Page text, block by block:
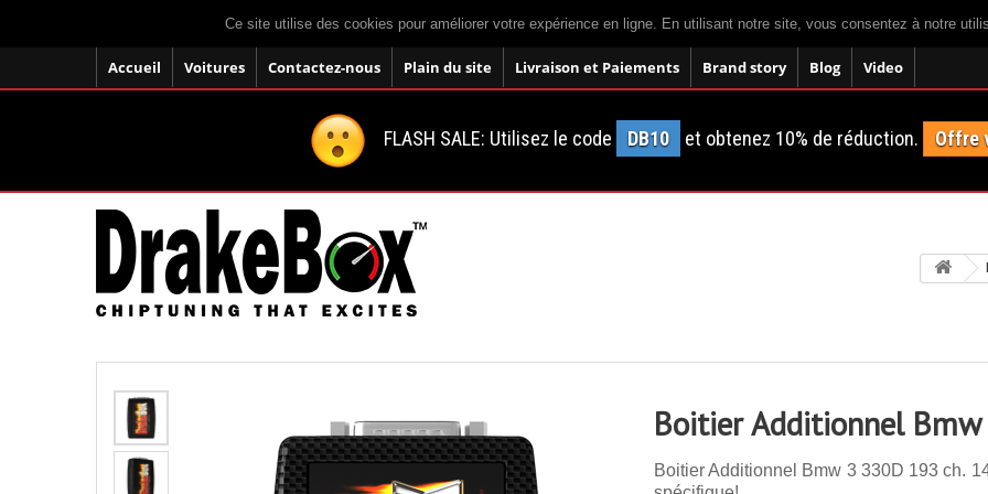
Ce site utilise des cookies pour améliorer votre expérience en ligne. En utilisant notre site, vous consentez à notre
Accueil Voitures Contactez-nous Plain du site Livraison et Paiements Brand story Blog Video
FLASH SALE: Utilisez le code DB10 et obtenez 10% de réduction. Offre
Boitier Additionnel
Boitier Additionnel Bmw 3 330D 193 ch.